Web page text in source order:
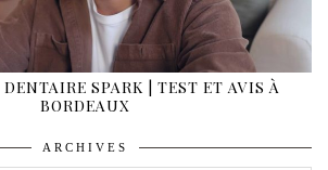
SPARK | TEST ET AVIS À
BORDEAUX
ARCHIVES